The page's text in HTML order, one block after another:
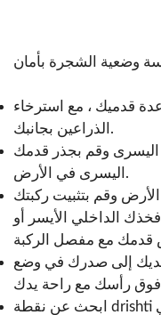
قدميك ، مع استرخاء
الذراعين بجانبك.
اليسرى وقم بجذر قدمك
اليسرى في الأرض.
وقم بتثبيت ركبتك
الداخلي الأيسر أو
يديك إلى صدرك في وضع
ابحث عن نقطة drishti أو نقطة نظر للمساعدة في